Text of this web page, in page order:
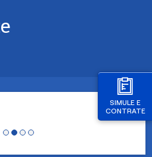
SIMULE E
CONTRATE